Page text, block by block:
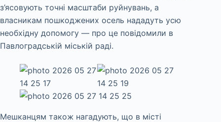
з’ясовують точні масштаби руйнувань, а
власникам пошкоджених осель нададуть усю
необхідну допомогу — про це повідомили в
Павлоградській міській раді.
Мешканцям також нагадують, що в місті